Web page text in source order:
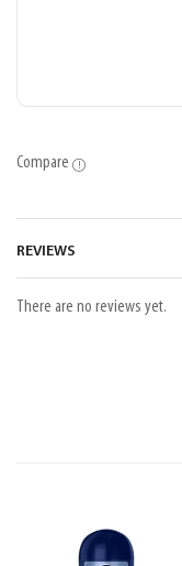
Compare
REVIEWS
There are no reviews yet.